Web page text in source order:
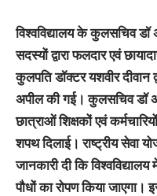
विश्वविद्यालय के कुलसचिव
सदस्यों द्वारा फलदार एवं
कुलपति डॉक्टर यशवीर दीवान
अपील की गई। कुलसचिव डॉ
छात्राओं शिक्षकों एवं
शपथ दिलाई। राष्ट्रीय सेवा
जानकारी दी कि
पौधों का रोपण किया जाएगा।